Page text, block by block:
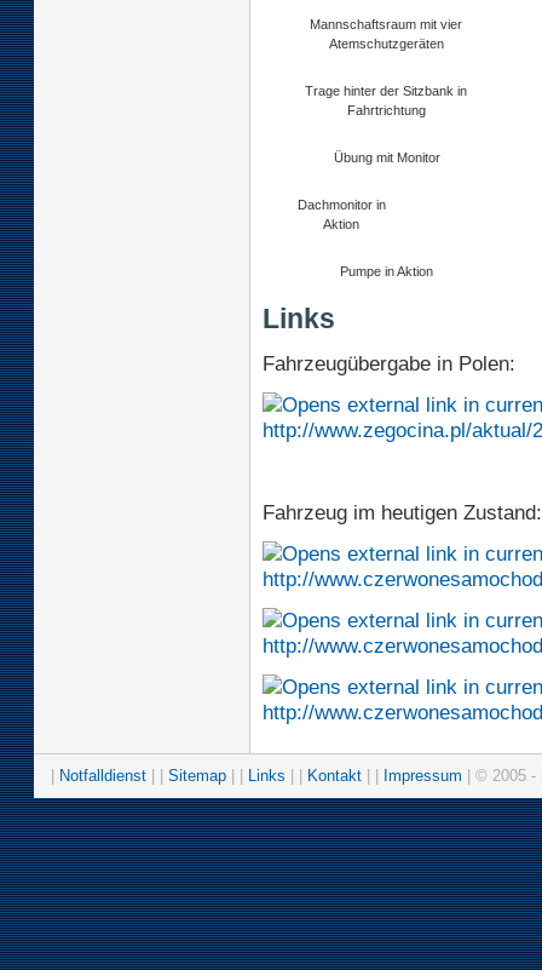
Mannschaftsraum mit vier
Atemschutzgeräten
Trage hinter der Sitzbank in
Fahrtrichtung
Übung mit Monitor
Dachmonitor in
Aktion
Pumpe in Aktion
Links
Fahrzeugübergabe in Polen:
http://www.zegocina.pl/aktual/
Fahrzeug im heutigen Zustand:
http://
http://
http://
Notfalldienst Sitemap Links Kontakt Impressum | © 2005 -